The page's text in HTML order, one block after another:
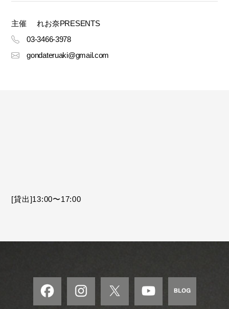
主催
れお奈PRESENTS
03-3466-3978
gondateruaki@gmail.com
[貸出]13:00〜17:00